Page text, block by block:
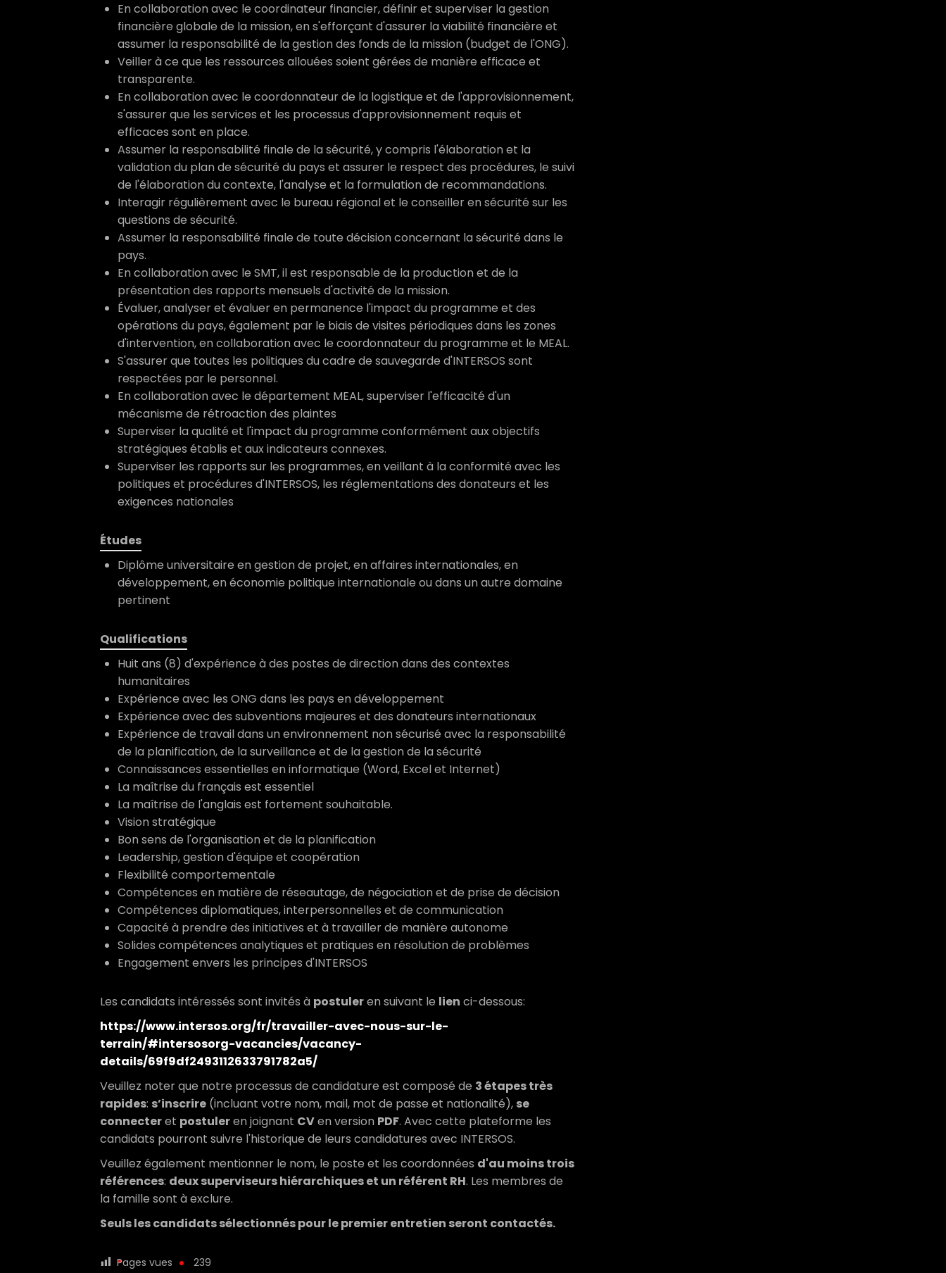
En collaboration avec le coordinateur financier, définir et superviser la gestion
financière globale de la mission, en s'efforçant d'assurer la viabilité financière et
assumer la responsabilité de la gestion des fonds de la mission (budget de l'ONG).
Veiller à ce que les ressources allouées soient gérées de manière efficace et
transparente.
En collaboration avec le coordonnateur de la logistique et de l'approvisionnement,
s'assurer que les services et les processus d'approvisionnement requis et
efficaces sont en place.
Assumer la responsabilité finale de la sécurité, y compris l'élaboration et la
validation du plan de sécurité du pays et assurer le respect des procédures, le suivi
de l'élaboration du contexte, l'analyse et la formulation de recommandations.
Interagir régulièrement avec le bureau régional et le conseiller en sécurité sur les
questions de sécurité.
Assumer la responsabilité finale de toute décision concernant la sécurité dans le
pays.
En collaboration avec le SMT, il est responsable de la production et de la
présentation des rapports mensuels d'activité de la mission.
Évaluer, analyser et évaluer en permanence l'impact du programme et des
opérations du pays, également par le biais de visites périodiques dans les zones
d'intervention, en collaboration avec le coordonnateur du programme et le MEAL.
S'assurer que toutes les politiques du cadre de sauvegarde d'INTERSOS sont
respectées par le personnel.
En collaboration avec le département MEAL, superviser l'efficacité d'un
mécanisme de rétroaction des plaintes
Superviser la qualité et l'impact du programme conformément aux objectifs
stratégiques établis et aux indicateurs connexes.
Superviser les rapports sur les programmes, en veillant à la conformité avec les
politiques et procédures d'INTERSOS, les réglementations des donateurs et les
exigences nationales
Études
Diplôme universitaire en gestion de projet, en affaires internationales, en
développement, en économie politique internationale ou dans un autre domaine
pertinent
Qualifications
Huit ans (8) d'expérience à des postes de direction dans des contextes
humanitaires
Expérience avec les ONG dans les pays en développement
Expérience avec des subventions majeures et des donateurs internationaux
Expérience de travail dans un environnement non sécurisé avec la responsabilité
de la planification, de la surveillance et de la gestion de la sécurité
Connaissances essentielles en informatique (Word, Excel et Internet)
La maîtrise du français est essentiel
La maîtrise de l'anglais est fortement souhaitable.
Vision stratégique
Bon sens de l'organisation et de la planification
Leadership, gestion d'équipe et coopération
Flexibilité comportementale
Compétences en matière de réseautage, de négociation et de prise de décision
Compétences diplomatiques, interpersonnelles et de communication
Capacité à prendre des initiatives et à travailler de manière autonome
Solides compétences analytiques et pratiques en résolution de problèmes
Engagement envers les principes d'INTERSOS
Les candidats intéressés sont invités à postuleren suivant le lien ci-dessous:
https://www.intersos.org/fr/travailler-avec-nous-sur-le-
terrain/#intersosorg-vacancies/vacancy-
details/69f9df2493112633791782a5/
Veuillez noter que notre processus de candidature est composé de 3 étapes très
rapides: s’inscrire (incluant votre nom, mail, mot de passe et nationalité), se
connecteret postuleren joignant CVen version PDF. Avec cette plateforme les
candidats pourront suivre l'historique de leurs candidatures avec INTERSOS.
Veuillez également mentionner le nom, le poste et les coordonnées d'au moins trois
références: deux superviseurs hiérarchiques et un référent RH. Les membres de
la famille sont à exclure.
Seuls les candidats sélectionnés pour le premier entretien seront contactés.
Pages vues 239